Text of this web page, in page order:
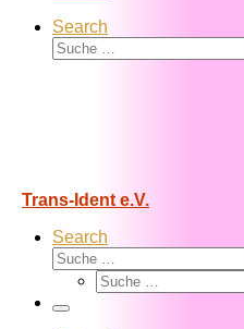
Search
Suche
Trans-Ident e.V.
Search
Suche
Suche
Menü